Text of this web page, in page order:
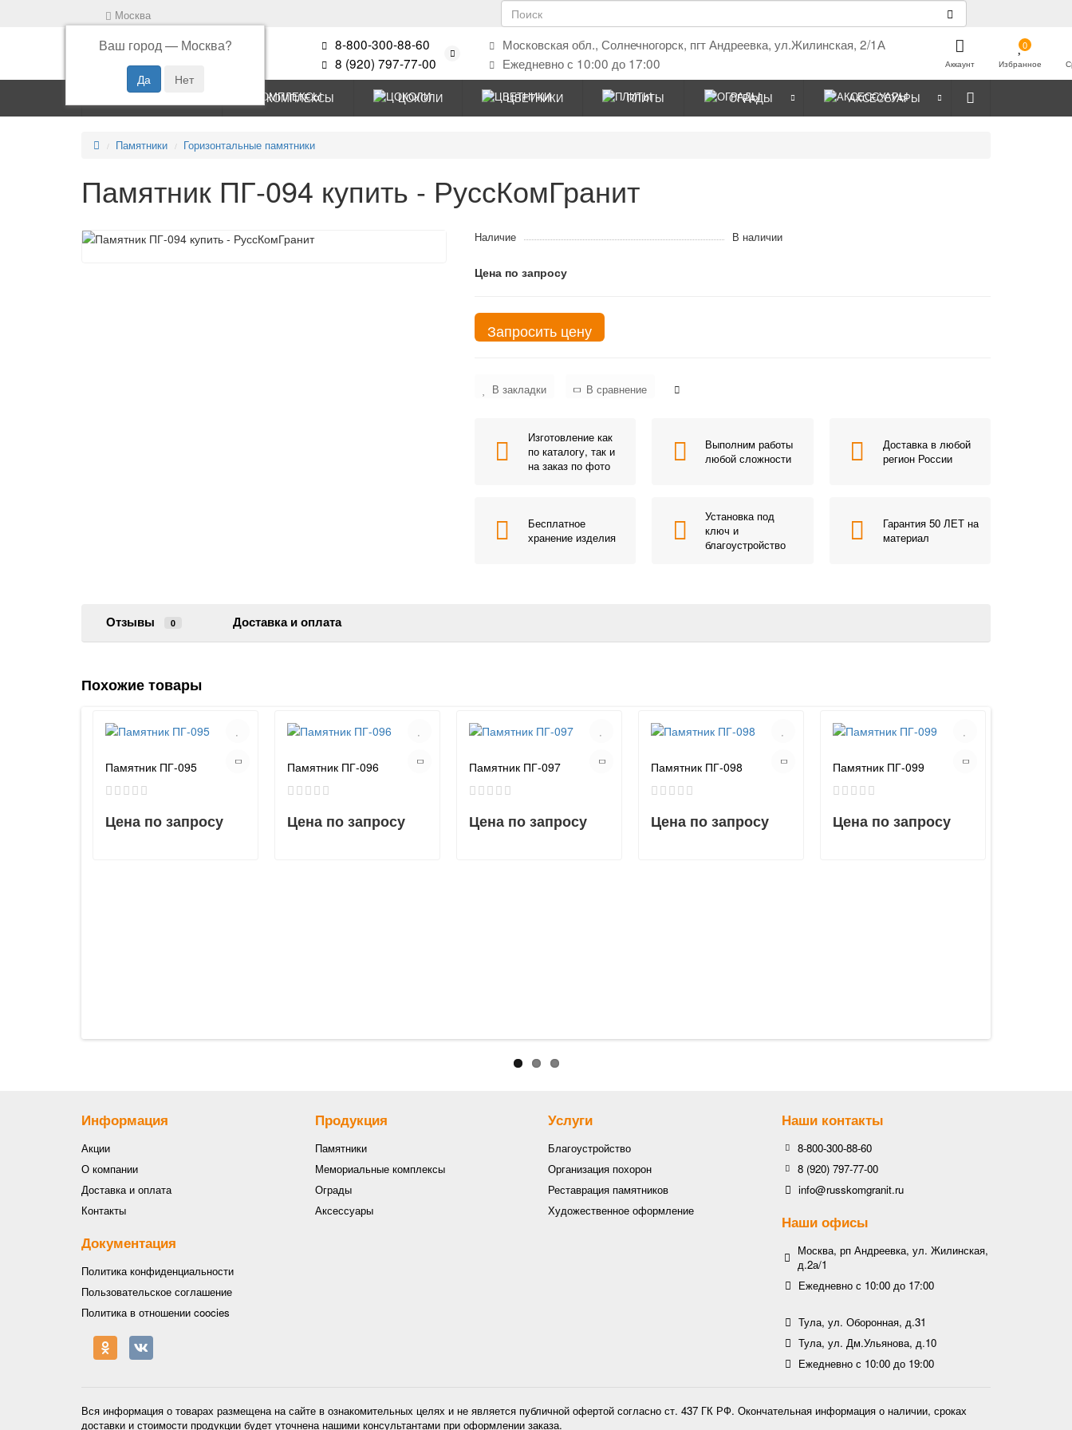
Москва
Ваш город — Москва?
8-800-300-88-60
8 (920) 797-77-00
Московская обл., Солнечногорск, пгт Андреевка, ул.Жилинская, 2/1А
Ежедневно с 10:00 до 17:00
Аккаунт
0
Избранное
КОМПЛЕКСЫ ЦОКОЛИ ЦВЕТНИКИ ПЛИТЫ ОГРАДЫ АКСЕССУАРЫ
Памятники Горизонтальные памятники
Памятник ПГ-094 купить - РуссКомГранит
Наличие В наличии
Цена по запросу
Запросить цену
В закладки В сравнение
Изготовление как
по каталогу, так и
на заказ по фото
Выполним работы
любой сложности
Доставка в любой
регион России
Бесплатное
хранение изделия
Установка под
ключ и
благоустройство
Гарантия 50 ЛЕТ на
материал
Отзывы 0 Доставка и оплата
Похожие товары
Памятник ПГ-095
Цена по запросу
Памятник ПГ-096
Цена по запросу
Памятник ПГ-097
Цена по запросу
Памятник ПГ-098
Цена по запросу
Памятник ПГ-099
Цена по запросу
Информация
Акции
О компании
Доставка и оплата
Контакты
Документация
Политика конфиденциальности
Пользовательское соглашение
Политика в отношении coocies
Продукция
Памятники
Мемориальные комплексы
Ограды
Аксессуары
Услуги
Благоустройство
Организация похорон
Реставрация памятников
Художественное оформление
Наши контакты
8-800-300-88-60
8 (920) 797-77-00
info@russkomgranit.ru
Наши офисы
Москва, рп Андреевка, ул. Жилинская,
д.2а/1
Ежедневно с 10:00 до 17:00
Тула, ул. Оборонная, д.31
Тула, ул. Дм.Ульянова, д.10
Ежедневно с 10:00 до 19:00
Вся информация о товарах размещена на сайте в ознакомительных целях и не является публичной офертой согласно ст. 437 ГК РФ. Окончательная информация о наличии, сроках
доставки и стоимости продукции будет уточнена нашими консультантами при оформлении заказа.